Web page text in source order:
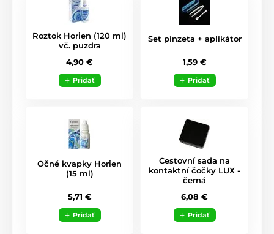
Roztok Horien (120 ml)
vč. puzdra
4,90 €
Pridať
Set pinzeta + aplikátor
1,59 €
Pridať
Očné kvapky Horien
(15 ml)
5,71 €
Pridať
Cestovní sada na
kontaktní čočky LUX -
černá
6,08 €
Pridať